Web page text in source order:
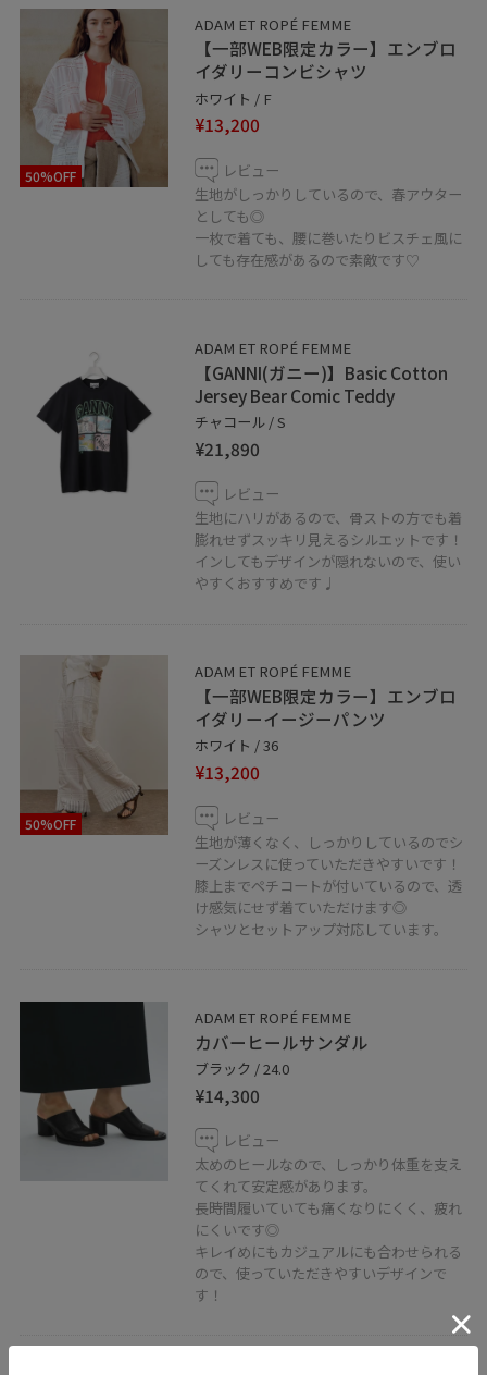
ちですがボトムスや小物に明るいカラーをもっていくと
抜け感が出ます◎
また、シアーやリネンなど素材感で軽い印象にするのも
おすすめです！
Tシャツ×ボトムスだけではシンプルすぎるという時は、
シャツを巻いたり、アクセサリーを付けるだけで印象が
変わるのでぜひ試してみてください♩
皆様も店頭やWEBでチェックしてみてください〜♡
京都店 営業時間 11:00〜20:00
藤井大丸オンラインショップにも一部掲載しておりま
す！femmeアイテムは
こちら
新しいJUNのアプリにはお気に入りのショップ、スタッ
フ、スタイリングを♡をタップして保存していただけま
便利！是非ご活用下さい♪
楽天ポイントがご利用頂けるようになりました！
店頭にて新規入会も受付中です。
是非ご利用くださいませ。
京都店でInstagramを始めました！！
是非フォローをお願い致します！
【友達だち追加】をタップをして下さい
京都店
50%OFF
ADAM ET ROPÉ FEMME
【一部WEB限定カラー】エンブロ
イダリーコンビシャツ
ホワイト / F
¥13,200
レビュー
生地がしっかりしているので、春アウター
としても◎
一枚で着ても、腰に巻いたりビスチェ風に
しても存在感があるので素敵です♡
ADAM ET ROPÉ FEMME
【GANNI(ガニー)】Basic Cotton
Jersey Bear Comic Teddy
チャコール / S
¥21,890
レビュー
生地にハリがあるので、骨ストの方でも着
膨れせずスッキリ見えるシルエットです！
インしてもデザインが隠れないので、使い
やすくおすすめです♩
50%OFF
ADAM ET ROPÉ FEMME
【一部WEB限定カラー】エンブロ
イダリーイージーパンツ
ホワイト / 36
¥13,200
レビュー
生地が薄くなく、しっかりしているのでシ
ーズンレスに使っていただきやすいです！
膝上までペチコートが付いているので、透
け感気にせず着ていただけます◎
シャツとセットアップ対応しています。
ADAM ET ROPÉ FEMME
カバーヒールサンダル
ブラック / 24.0
¥14,300
レビュー
太めのヒールなので、しっかり体重を支え
てくれて安定感があります。
長時間履いていても痛くなりにくく、疲れ
にくいです◎
キレイめにもカジュアルにも合わせられる
ので、使っていただきやすいデザインで
す！